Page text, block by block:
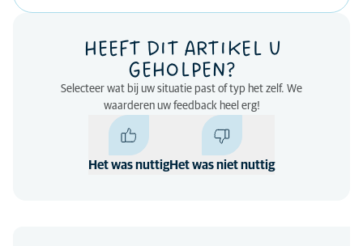
HEEFT DIT ARTIKEL U
GEHOLPEN?
Selecteer wat bij uw situatie past of typ het zelf. We
waarderen uw feedback heel erg!
Het was nuttigHet was niet nuttig